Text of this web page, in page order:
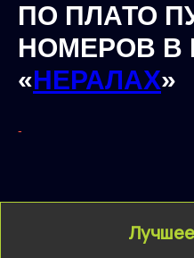
ПО ПЛАТО
НОМЕРОВ В
«НЕРАЛАХ»
-